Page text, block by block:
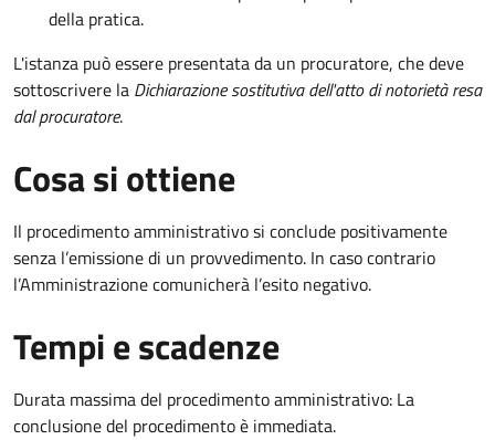
della pratica.
L'istanza può essere presentata da un procuratore, che deve
sottoscrivere la Dichiarazione sostitutiva dell'atto di notorietà resa
dal procuratore.
Cosa si ottiene
Il procedimento amministrativo si conclude positivamente
senza l’emissione di un provvedimento. In caso contrario
l’Amministrazione comunicherà l’esito negativo.
Tempi e scadenze
Durata massima del procedimento amministrativo: La
conclusione del procedimento è immediata.